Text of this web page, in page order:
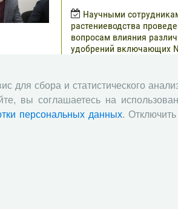
Научными
растениеводства
вопросам влияния
удобрений включающих
В журнале
опубликованы
зерносенажа в
для сбора и статистического
вы соглашаетесь на
персональных данных.